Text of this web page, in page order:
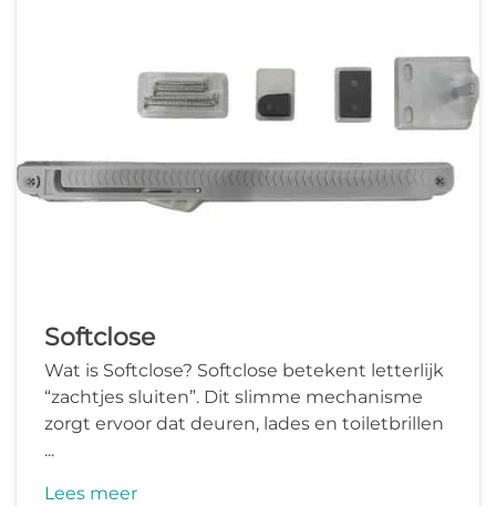
Softclose
Wat is Softclose? Softclose betekent letterlijk
“zachtjes sluiten”. Dit slimme mechanisme
zorgt ervoor dat deuren, lades en toiletbrillen
...
Lees meer